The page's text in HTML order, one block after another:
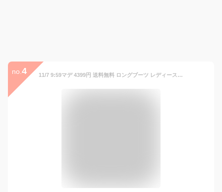
no. 4 11/7 9:59マデ 4399円 送料無料 ロングブーツ レディース 秋冬 チャンキーヒール スタックヒール ローヒール ぺたんこ 痛くない スクエアトゥ サイドファスナー シンプル おでかけ 普段使い きれいめ 21.0cm 26.5cm 靴最強配送 ssa